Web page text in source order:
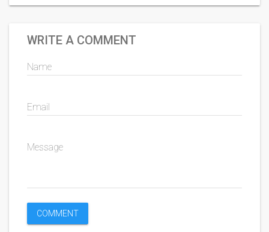
WRITE A COMMENT
Name
Email
Message